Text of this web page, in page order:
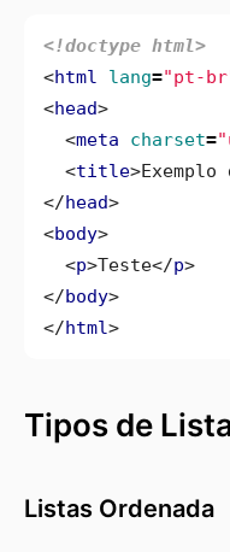
<!doctype html>
<html lang="pt-
<head>
<meta charset=
<title>Exemplo
</head>
<body>
<p>Teste</p>
</body>
</html>
Tipos de
Listas Ordenada